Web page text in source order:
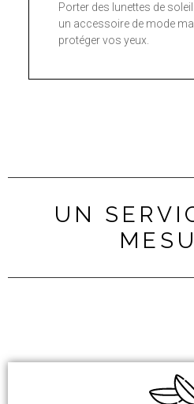
Porter des lunettes de
un accessoire de mode
protéger vos yeux.
UN